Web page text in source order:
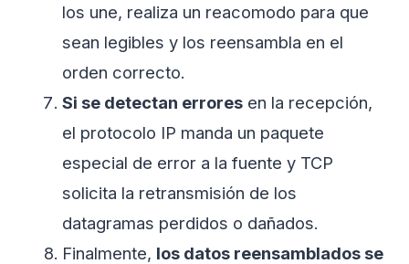
los une, realiza un reacomodo para que
sean legibles y los reensambla en el
orden correcto.
Si se detectan errores en la recepción,
el protocolo IP manda un paquete
especial de error a la fuente y TCP
solicita la retransmisión de los
datagramas perdidos o dañados.
Finalmente, los datos reensamblados se